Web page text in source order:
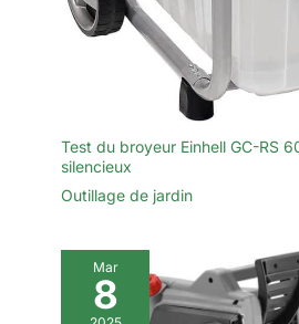
Test du broyeur Einhell GC-RS
silencieux
Outillage de jardin
Mar
8